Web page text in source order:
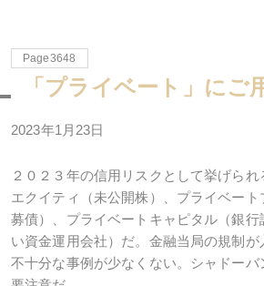
Page3648
「プライベート」にご
2023年1月23日
２０２３年の信用リスクとして挙げられ
エクイティ（未公開株）、プライベー
募債）、プライベートキャピタル（銀行
い資金運用会社）だ。金融当局の規制
不十分な事例が少なくない。シャドーバ